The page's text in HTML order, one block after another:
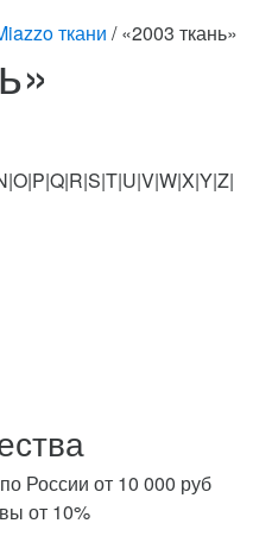
ткани / «2003 ткань»
России от 10 000 руб
от 10%